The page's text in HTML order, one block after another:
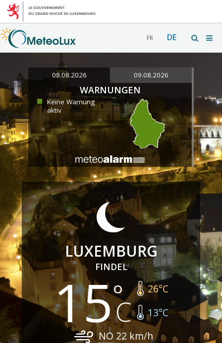
FR DE
08.08.2026 09.08.2026
WARNUNGEN
Keine Warnung
aktiv
LUXEMBURG
FINDEL
15 26°C
13°C
NO 22 km/h